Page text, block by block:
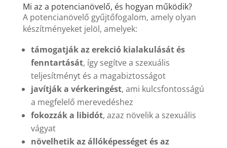
Mi az a potencianövelő, és hogyan működik?
A potencianövelő gyűjtőfogalom, amely olyan
készítményeket jelöl, amelyek:
támogatják az erekció kialakulását és
fenntartását, így segítve a szexuális
teljesítményt és a magabiztosságot
javítják a vérkeringést, ami kulcsfontosságú
a megfelelő merevedéshez
fokozzák a libidót, azaz növelik a szexuális
vágyat
növelhetik az állóképességet és az